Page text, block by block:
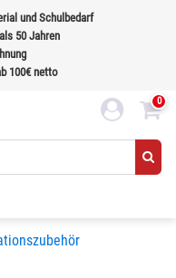
und Schulbedarf
50 Jahren
100€ netto
0